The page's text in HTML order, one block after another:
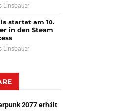
Linsbauer
startet am 10.
in den Steam
Linsbauer
2077 erhält